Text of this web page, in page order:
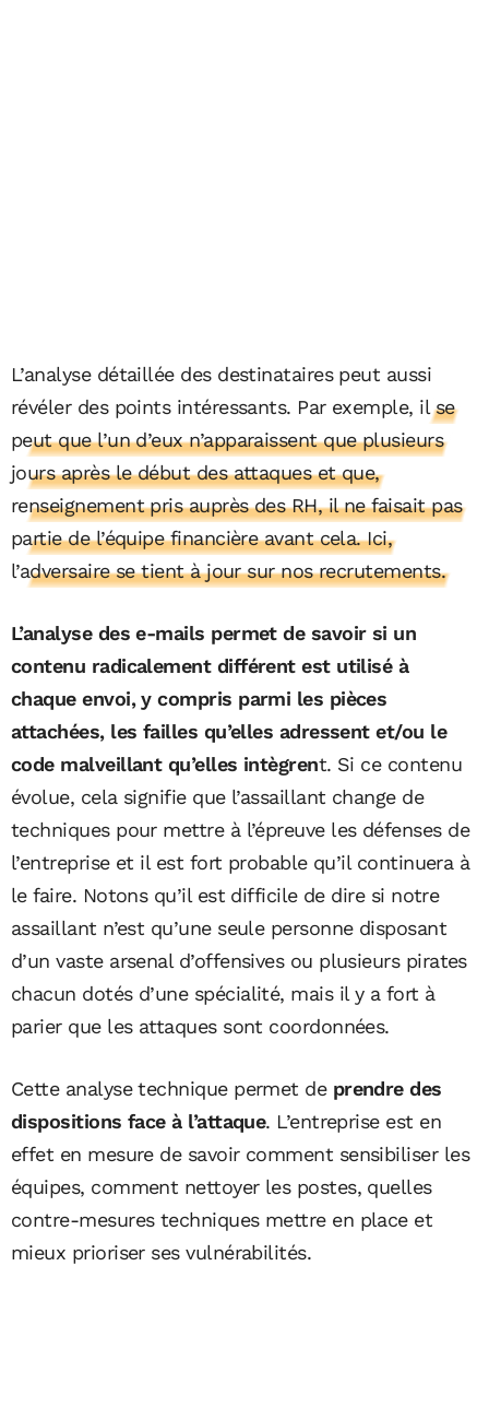
L’analyse détaillée des destinataires peut aussi
révéler des points intéressants. Par exemple, il se
peut que l’un d’eux n’apparaissent que plusieurs
jours après le début des attaques et que,
renseignement pris auprès des RH, il ne faisait pas
partie de l’équipe financière avant cela. Ici,
l’adversaire se tient à jour sur nos recrutements.
L’analyse des e-mails permet de savoir si un
contenu radicalement différent est utilisé à
chaque envoi, y compris parmi les pièces
attachées, les failles qu’elles adressent et/ou le
code malveillant qu’elles intègrent. Si ce contenu
évolue, cela signifie que l’assaillant change de
techniques pour mettre à l’épreuve les défenses de
l’entreprise et il est fort probable qu’il continuera à
le faire. Notons qu’il est difficile de dire si notre
assaillant n’est qu’une seule personne disposant
d’un vaste arsenal d’offensives ou plusieurs pirates
chacun dotés d’une spécialité, mais il y a fort à
parier que les attaques sont coordonnées.
Cette analyse technique permet de prendre des
dispositions face à l’attaque. L’entreprise est en
effet en mesure de savoir comment sensibiliser les
équipes, comment nettoyer les postes, quelles
contre-mesures techniques mettre en place et
mieux prioriser ses vulnérabilités.